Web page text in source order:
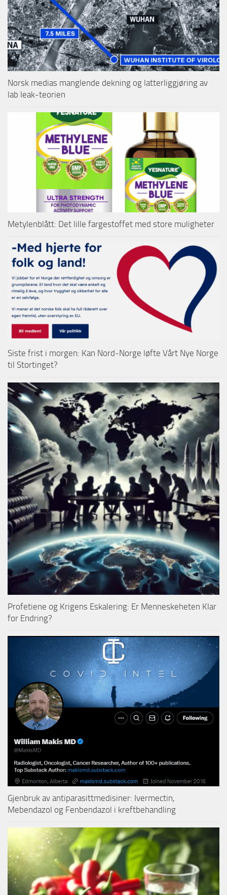
Norsk medias manglende dekning og latterliggjøring av
lab leak-teorien
Metylenblått: Det lille fargestoffet med store muligheter
Siste frist i morgen: Kan Nord-Norge løfte Vårt Nye Norge
til Stortinget?
Profetiene og Krigens Eskalering: Er Menneskeheten Klar
for Endring?
Gjenbruk av antiparasittmedisiner: Ivermectin,
Mebendazol og Fenbendazol i kreftbehandling